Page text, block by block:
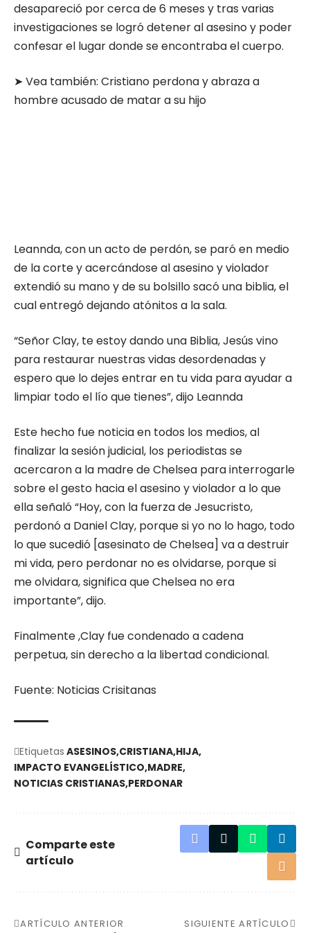
desapareció por cerca de 6 meses y tras varias
investigaciones se logró detener al asesino y poder
confesar el lugar donde se encontraba el cuerpo.
➤ Vea también: Cristiano perdona y abraza a
hombre acusado de matar a su hijo
Leannda, con un acto de perdón, se paró en medio
de la corte y acercándose al asesino y violador
extendió su mano y de su bolsillo sacó una biblia, el
cual entregó dejando atónitos a la sala.
“Señor Clay, te estoy dando una Biblia, Jesús vino
para restaurar nuestras vidas desordenadas y
espero que lo dejes entrar en tu vida para ayudar a
limpiar todo el lío que tienes”, dijo Leannda
Este hecho fue noticia en todos los medios, al
finalizar la sesión judicial, los periodistas se
acercaron a la madre de Chelsea para interrogarle
sobre el gesto hacia el asesino y violador a lo que
ella señaló “Hoy, con la fuerza de Jesucristo,
perdonó a Daniel Clay, porque si yo no lo hago, todo
lo que sucedió [asesinato de Chelsea] va a destruir
mi vida, pero perdonar no es olvidarse, porque si
me olvidara, significa que Chelsea no era
importante”, dijo.
Finalmente ,Clay fue condenado a cadena
perpetua, sin derecho a la libertad condicional.
Fuente: Noticias Crisitanas
Etiquetas ASESINOS CRISTIANA HIJA
IMPACTO EVANGELÍSTICO MADRE
NOTICIAS CRISTIANAS PERDONAR
Comparte este
artículo
ARTÍCULO ANTERIOR SIGUIENTE ARTÍCULO